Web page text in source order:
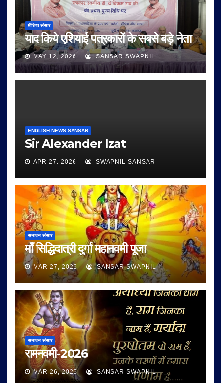
मीडिया संसार
याद किये एशियाई पत्रकारों के सबसे बड़े नेता
MAY 12, 2026 SANSAR SWAPNIL
ENGLISH NEWS SANSAR
Sir Alexander Izat
APR 27, 2026 SWAPNIL SANSAR
सनातन संसार
माँ सिद्धिदात्री दुर्गा महानवमी पूजा
MAR 27, 2026 SANSAR SWAPNIL
सनातन संसार
रामनवमी-2026
MAR 26, 2026 SANSAR SWAPNIL